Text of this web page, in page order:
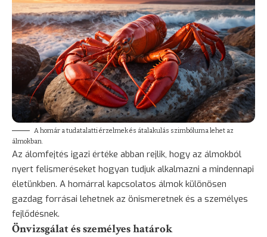
A homár a tudatalatti érzelmek és átalakulás szimbóluma lehet az
álmokban.
Az álomfejtés igazi értéke abban rejlik, hogy az álmokból
nyert felismeréseket hogyan tudjuk alkalmazni a mindennapi
életünkben. A homárral kapcsolatos álmok különösen
gazdag forrásai lehetnek az önismeretnek és a személyes
fejlődésnek.
Önvizsgálat és személyes határok